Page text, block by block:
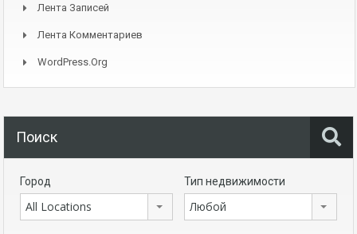
Лента Записей
Лента Комментариев
WordPress.org
Поиск
Город
All Locations
Тип недвижимости
Любой